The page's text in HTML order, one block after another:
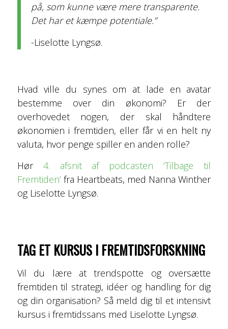
på, som kunne være mere transparente.
Det har et kæmpe potentiale.”
-Liselotte Lyngsø.
Hvad ville du synes om at lade en avatar
bestemme over din økonomi? Er der
overhovedet nogen, der skal håndtere
økonomien i fremtiden, eller får vi en helt ny
valuta, hvor penge spiller en anden rolle?
Hør 4. afsnit af podcasten ‘Tilbage til
Fremtiden’fra Heartbeats, med Nanna Winther
og Liselotte Lyngsø.
TAG ET KURSUS I FREMTIDSFORSKNING
Vil du lære at trendspotte og oversætte
fremtiden til strategi, idéer og handling for dig
og din organisation? Så meld dig til et intensivt
kursus i fremtidssans med Liselotte Lyngsø.